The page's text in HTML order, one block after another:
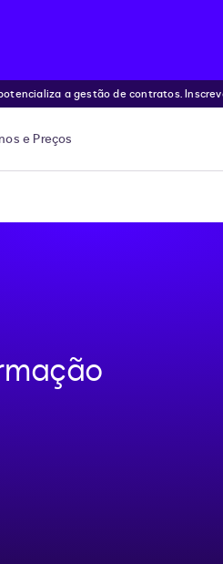
a gestão de contratos. Inscreva-s
e Preços